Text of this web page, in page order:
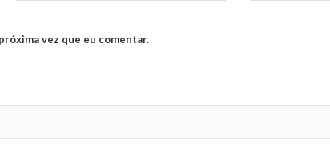
vez que eu comentar.